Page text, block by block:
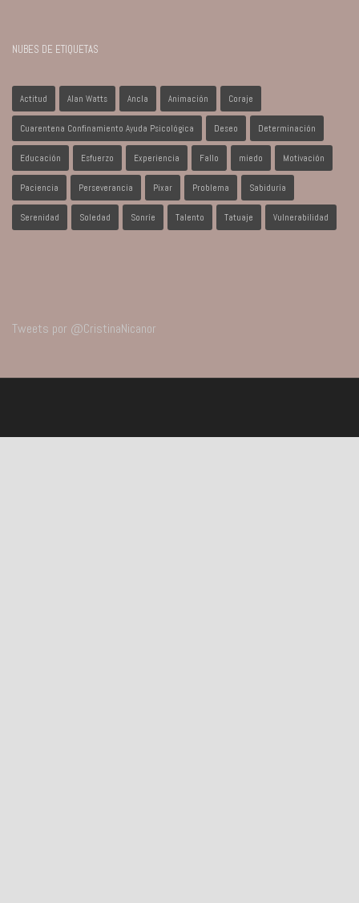
NUBES DE ETIQUETAS
Actitud Alan Watts Ancla Animación Coraje
Cuarentena Confinamiento Ayuda Psicológica Deseo Determinación
Educación Esfuerzo Experiencia Fallo miedo Motivación
Paciencia Perseverancia Pixar Problema Sabiduría
Serenidad Soledad Sonríe Talento Tatuaje Vulnerabilidad
Tweets por @CristinaNicanor